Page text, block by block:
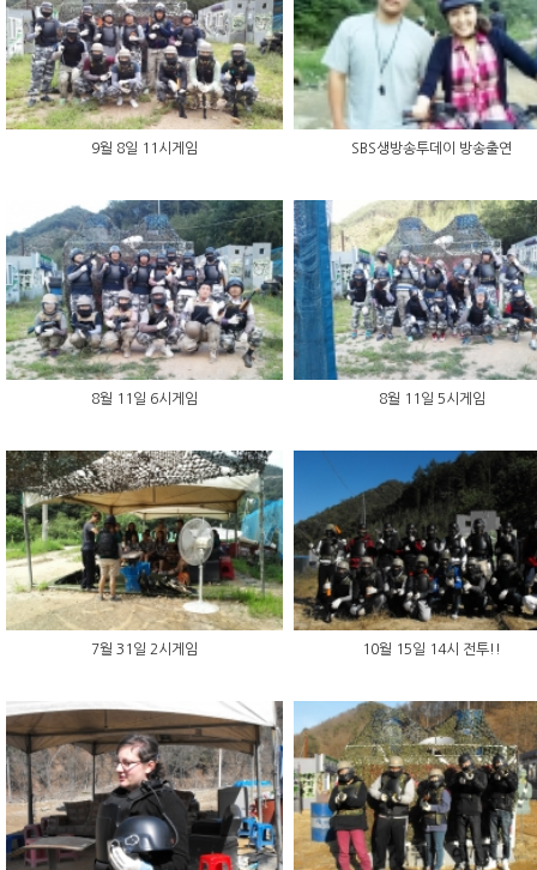
9월 8일 11시게임 SBS생방송투데이 방송출연
8월 11일 6시게임 8월 11일 5시게임
7월 31일 2시게임 10월 15일 14시 전투!!